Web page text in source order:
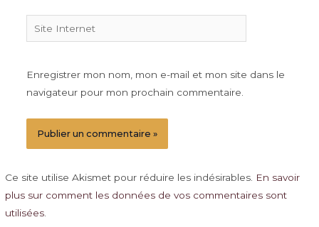
Site
Internet
Enregistrer mon nom, mon e-mail et mon site dans le
navigateur pour mon prochain commentaire.
Ce site utilise Akismet pour réduire les indésirables. En savoir
plus sur comment les données de vos commentaires sont
utilisées